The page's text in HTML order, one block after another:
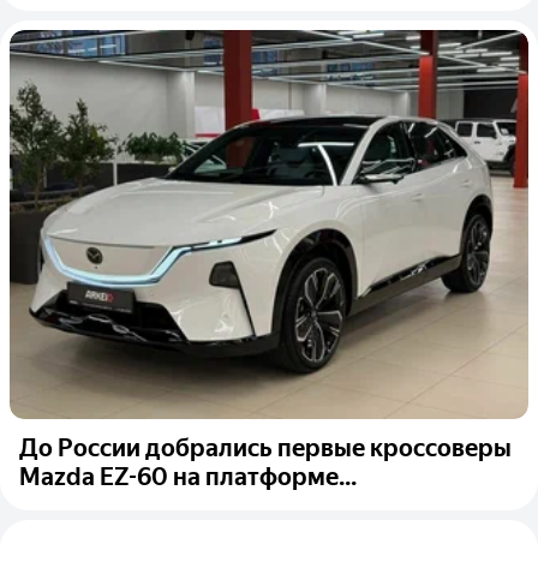
До России добрались первые кроссоверы
Mazda EZ-60 на платформе...